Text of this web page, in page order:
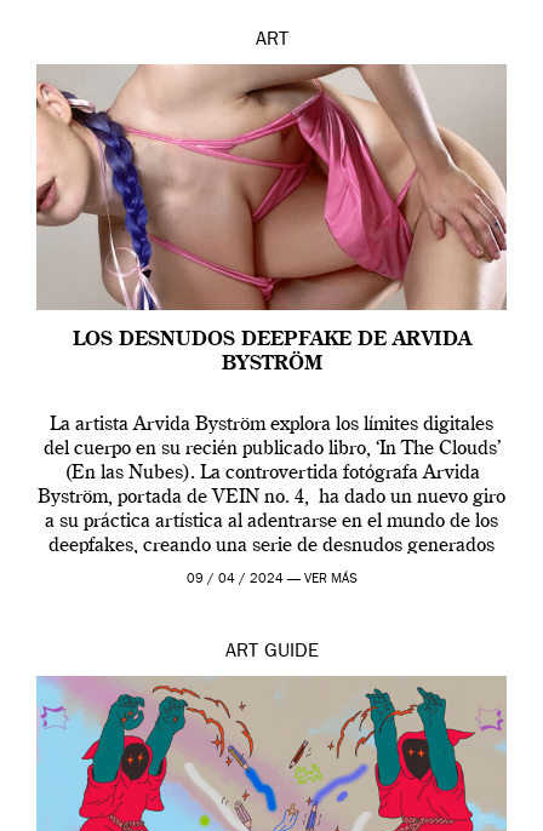
ART
LOS DESNUDOS DEEPFAKE DE ARVIDA
BYSTRÖM
La artista Arvida Byström explora los límites digitales
del cuerpo en su recién publicado libro, ‘In The Clouds’
(En las Nubes). La controvertida fotógrafa Arvida
Byström, portada de VEIN no. 4, ha dado un nuevo giro
a su práctica artística al adentrarse en el mundo de los
deepfakes, creando una serie de desnudos generados
por […]
09 / 04 / 2024 — VER MÁS
ART GUIDE